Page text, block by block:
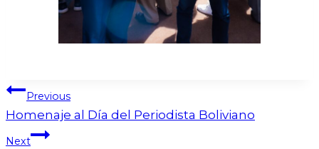
Previous
Homenaje al Día del Periodista Boliviano
Next